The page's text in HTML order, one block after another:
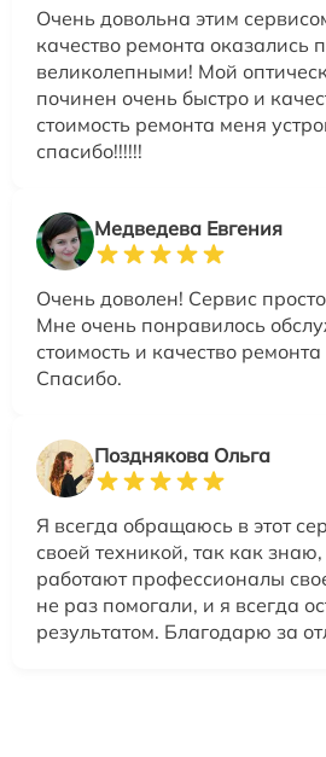
Очень довольна этим
качество ремонта оказались
великолепными! Мой
починен очень быстро и
стоимость ремонта меня
спасибо!!!!!!
Медведева Евгения
Очень доволен! Сервис
Мне очень понравилось
стоимость и качество
Спасибо.
Позднякова Ольга
Я всегда обращаюсь в этот
своей техникой, так как знаю,
работают профессионалы
не раз помогали, и я всегда
результатом. Благодарю за